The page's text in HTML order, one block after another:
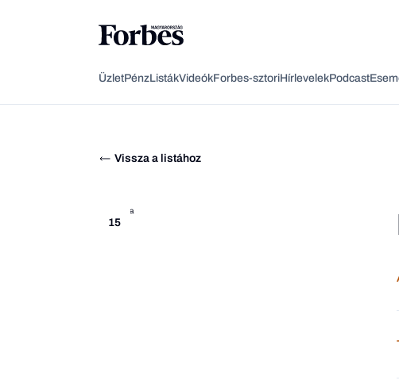
ÜzletPénzListákVideókForbes-sztoriHírlevelekPodcast
Vissza a listához
15